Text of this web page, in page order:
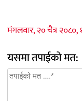
मंगलवार, २० चैत्र २०८०,
यसमा तपाईको मत: